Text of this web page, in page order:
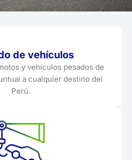
de vehículos
y vehículos pesados de
a cualquier destino del
Perú.